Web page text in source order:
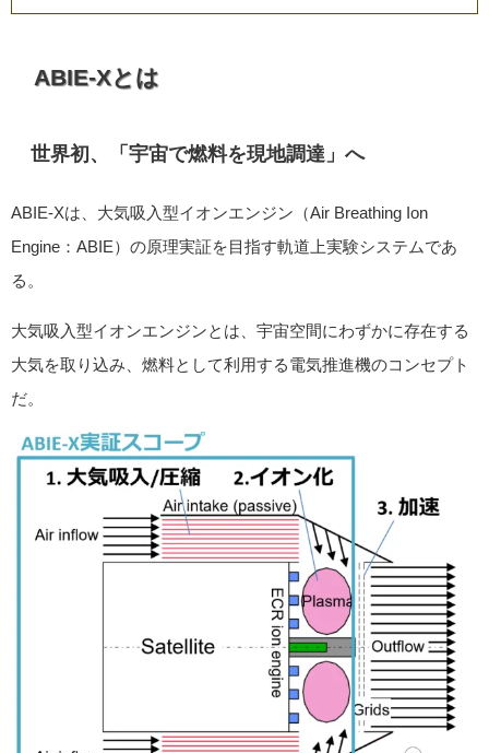
ABIE-Xとは
世界初、「宇宙で燃料を現地調達」へ
ABIE-Xは、大気吸入型イオンエンジン（Air Breathing Ion
Engine：ABIE）の原理実証を目指す軌道上実験システムであ
る。
大気吸入型イオンエンジンとは、宇宙空間にわずかに存在する
大気を取り込み、燃料として利用する電気推進機のコンセプト
だ。